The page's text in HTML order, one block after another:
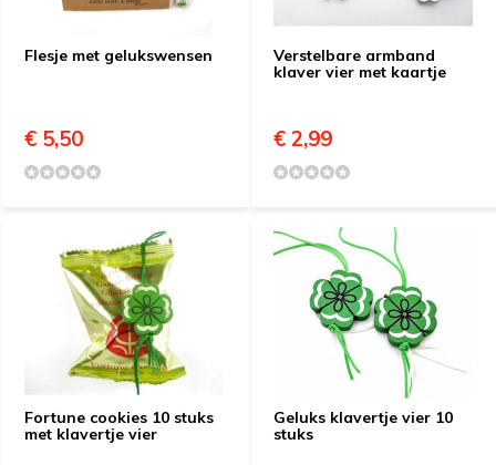
Flesje met gelukswensen
€ 5,50
Verstelbare armband
klaver vier met kaartje
€ 2,99
Fortune cookies 10 stuks
met klavertje vier
Geluks klavertje vier 10
stuks